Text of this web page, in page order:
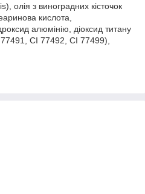
олія з виноградних кісточок
кислота,
алюмінію, діоксид титану
CI 77492, CI 77499),